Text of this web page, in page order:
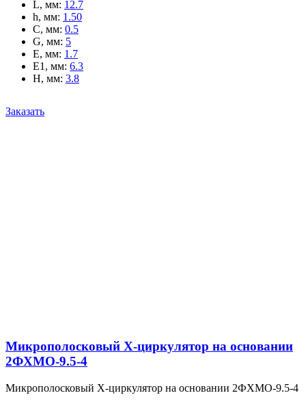
L, мм: 12.7
h, мм: 1.50
C, мм: 0.5
G, мм: 5
E, мм: 1.7
E1, мм: 6.3
H, мм: 3.8
Заказать
Микрополосковый X-циркулятор на основании
2ФХМО-9.5-4
Микрополосковый X-циркулятор на основании 2ФХМО-9.5-4